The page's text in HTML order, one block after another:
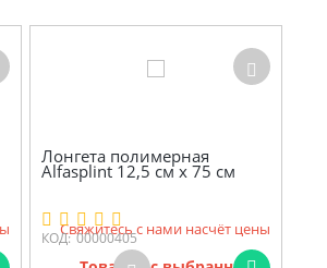
Лонгета полимерная
Alfasplint 12,5 см х 75 см
КОД: 00000405
Свяжитесь с нами насчёт цены